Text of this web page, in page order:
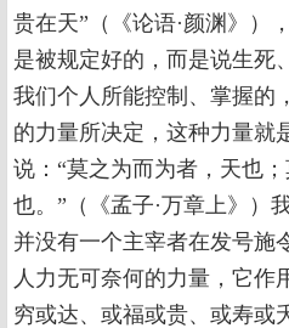
贵在天”（《论语·颜渊》）
是被规定好的，而是说生死
我们个人所能控制、掌握的
的力量所决定，这种力量就
说：“莫之为而为者，天也
也。”（《孟子·万章上》）
并没有一个主宰者在发号施
人力无可奈何的力量，它作
穷或达、或福或贵、或寿或